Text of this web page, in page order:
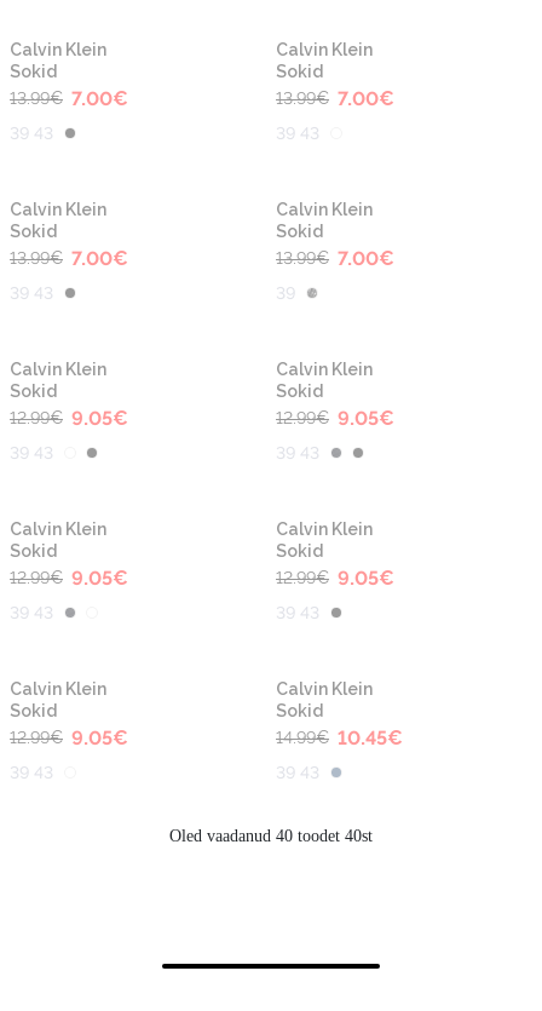
-50%
Calvin Klein
Sokid
13.99€ 7.00€
39 43
-50%
Calvin Klein
Sokid
13.99€ 7.00€
39 43
-50%
Calvin Klein
Sokid
13.99€ 7.00€
39 43
-50%
Calvin Klein
Sokid
13.99€ 7.00€
39
-30%
Calvin Klein
Sokid
12.99€ 9.05€
39 43
-30%
Calvin Klein
Sokid
12.99€ 9.05€
39 43
-30%
Calvin Klein
Sokid
12.99€ 9.05€
39 43
-30%
Calvin Klein
Sokid
12.99€ 9.05€
39 43
-30%
Calvin Klein
Sokid
12.99€ 9.05€
39 43
-30%
Calvin Klein
Sokid
14.99€ 10.45€
39 43
Oled vaadanud 40 toodet 40st